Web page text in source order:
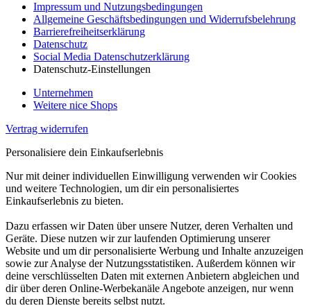
Impressum und Nutzungsbedingungen
Allgemeine Geschäftsbedingungen und Widerrufsbelehrung
Barrierefreiheitserklärung
Datenschutz
Social Media Datenschutzerklärung
Datenschutz-Einstellungen
Unternehmen
Weitere nice Shops
Vertrag widerrufen
Personalisiere dein Einkaufserlebnis
Nur mit deiner individuellen Einwilligung verwenden wir Cookies
und weitere Technologien, um dir ein personalisiertes
Einkaufserlebnis zu bieten.
Dazu erfassen wir Daten über unsere Nutzer, deren Verhalten und
Geräte. Diese nutzen wir zur laufenden Optimierung unserer
Website und um dir personalisierte Werbung und Inhalte anzuzeigen
sowie zur Analyse der Nutzungsstatistiken. Außerdem können wir
deine verschlüsselten Daten mit externen Anbietern abgleichen und
dir über deren Online-Werbekanäle Angebote anzeigen, nur wenn
du deren Dienste bereits selbst nutzt.